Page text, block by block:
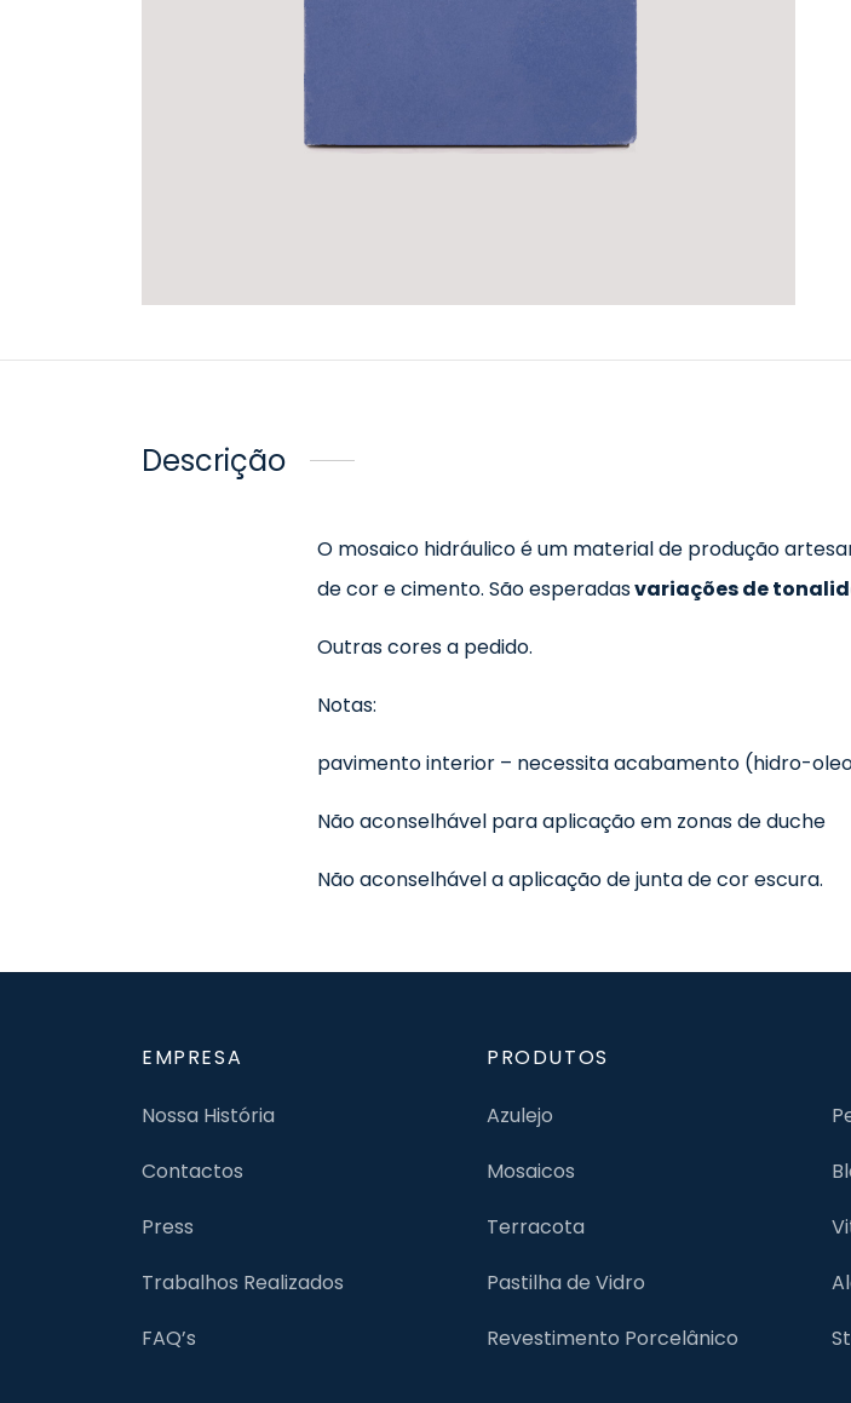
Descrição
O mosaico hidráulico é um material de produção
de cor e cimento. São esperadasvariações de
Outras cores a pedido.
Notas:
pavimento interior – necessita acabamento (hidro-
Não aconselhável para aplicação em zonas de duche
Não aconselhável a aplicação de junta de cor escura.
EMPRESA
Nossa História
Contactos
Press
Trabalhos Realizados
FAQ’s
PRODUTOS
Azulejo
Mosaicos
Terracota
Pastilha de Vidro
Revestimento Porcelânico